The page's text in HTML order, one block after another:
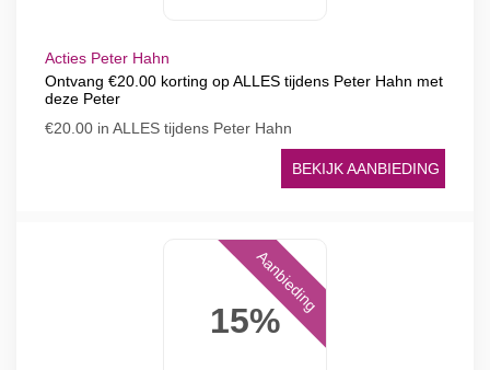
Acties Peter Hahn
Ontvang €20.00 korting op ALLES tijdens Peter Hahn met
deze Peter
€20.00 in ALLES tijdens Peter Hahn
BEKIJK AANBIEDING
15%
Aanbieding